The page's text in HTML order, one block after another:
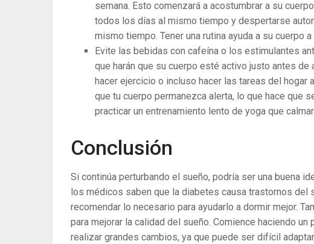
semana. Esto comenzará a acostumbrar a su
todos los días al mismo tiempo y despertarse
mismo tiempo. Tener una rutina ayuda a su cuerpo
Evite las bebidas con cafeína o los estimulantes
que harán que su cuerpo esté activo justo antes
hacer ejercicio o incluso hacer las tareas del
que tu cuerpo permanezca alerta, lo que hace que
practicar un entrenamiento lento de yoga que
Conclusión
Si continúa perturbando el sueño, podría ser una buena
los médicos saben que la diabetes causa trastornos del
recomendar lo necesario para ayudarlo a dormir mejor.
para mejorar la calidad del sueño. Comience haciendo
realizar grandes cambios, ya que puede ser difícil